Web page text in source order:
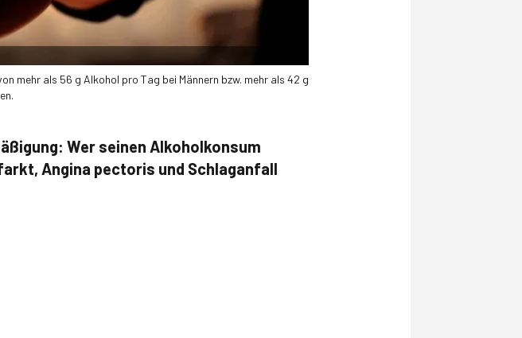
mehr als 56 g Alkohol pro Tag bei Männern bzw. mehr als 42 g
Wer seinen Alkoholkonsum
Angina pectoris und Schlaganfall